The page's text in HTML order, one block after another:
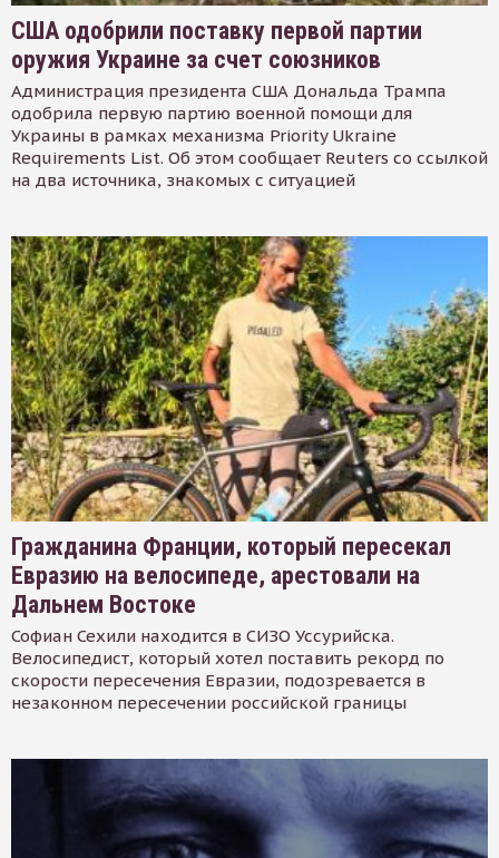
США одобрили поставку первой партии
оружия Украине за счет союзников
Администрация президента США Дональда Трампа
одобрила первую партию военной помощи для
Украины в рамках механизма Priority Ukraine
Requirements List. Об этом сообщает Reuters со ссылкой
на два источника, знакомых с ситуацией
Гражданина Франции, который пересекал
Евразию на велосипеде, арестовали на
Дальнем Востоке
Софиан Сехили находится в СИЗО Уссурийска.
Велосипедист, который хотел поставить рекорд по
скорости пересечения Евразии, подозревается в
незаконном пересечении российской границы